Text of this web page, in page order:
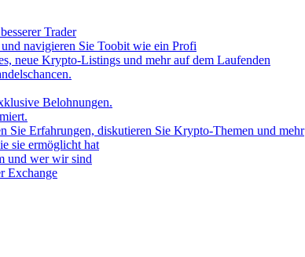
Trader
navigieren Sie Toobit wie ein Profi
neue Krypto-Listings und mehr auf dem Laufenden
Belohnungen.
Sie Erfahrungen, diskutieren Sie Krypto-Themen und mehr
sie ermöglicht hat
und wer wir sind
Exchange